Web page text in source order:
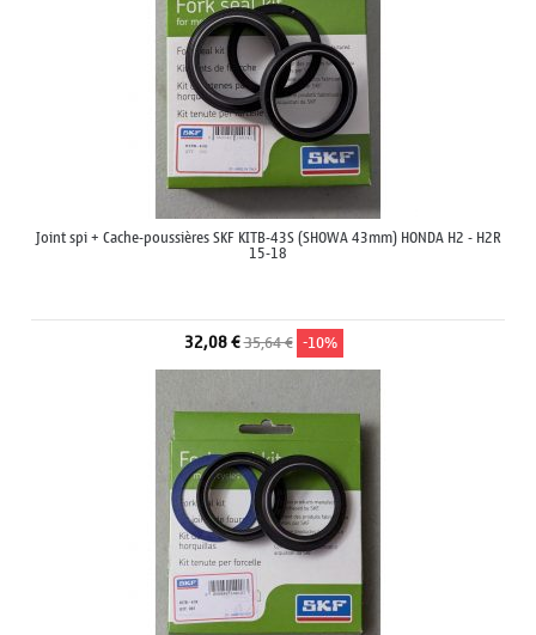
Joint spi + Cache-poussières SKF KITB-43S (SHOWA 43mm) HONDA H2 - H2R
15-18
32,08 €35,64 € -10%